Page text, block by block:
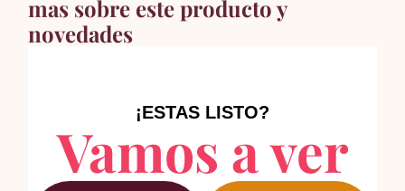
mas sobre este producto y
novedades
¡ESTAS LISTO?
Vamos a ver